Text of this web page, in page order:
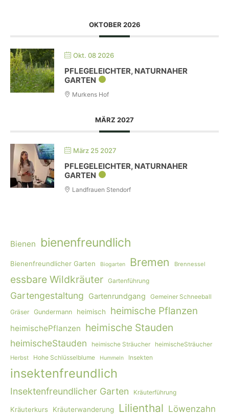
OKTOBER 2026
Okt. 08 2026
PFLEGELEICHTER, NATURNAHER
GARTEN
Murkens Hof
MÄRZ 2027
März 25 2027
PFLEGELEICHTER, NATURNAHER
GARTEN
Landfrauen Stendorf
Bienen bienenfreundlich
Bienenfreundlicher Garten Biogarten Bremen Brennessel
essbare Wildkräuter Gartenführung
Gartengestaltung Gartenrundgang
Gemeiner Schneeball
Gräser Gundermann heimisch heimische Pflanzen
heimischePflanzen heimische Stauden
heimischeStauden heimische Sträucher heimischeSträucher
Herbst Hohe Schlüsselblume Hummeln Insekten
insektenfreundlich
Insektenfreundlicher Garten Kräuterführung
Kräuterkurs Kräuterwanderung Lilienthal Löwenzahn